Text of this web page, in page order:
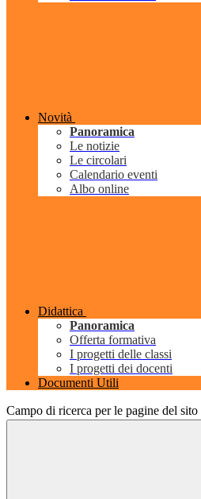
Novità
Panoramica
Le notizie
Le circolari
Calendario eventi
Albo online
Didattica
Panoramica
Offerta formativa
I progetti delle classi
I progetti dei docenti
Documenti Utili
Campo di ricerca per le pagine del sito